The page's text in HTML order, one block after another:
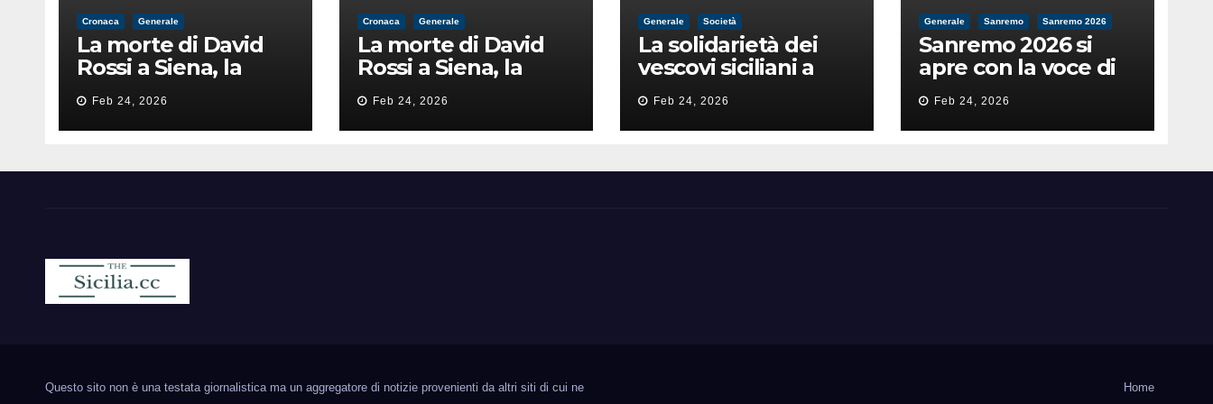
Cronaca Generale
La morte di David
Rossi a Siena, la
perizia lancia la
pista di
un’intimidazione
Feb 24, 2026
Cronaca Generale
La morte di David
Rossi a Siena, la
perizia lancia la
pista di
un’intimidazione
Feb 24, 2026
Generale Società
La solidarietà dei
vescovi siciliani a
Lorefice: «Ha difeso
il valore e la dignità
dell’umanità»
Feb 24, 2026
Generale Sanremo Sanremo 2026
Sanremo 2026 si
apre con la voce di
Pippo Baudo
Feb 24, 2026
Questo sito non è una testata giornalistica ma un aggregatore di notizie provenienti da altri siti di cui ne Home